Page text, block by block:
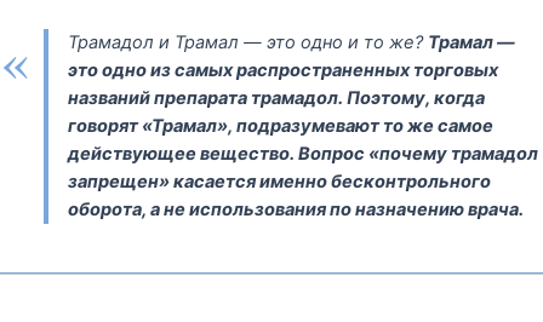
« Трамадол и Трамал — это одно и то же? Трамал —
это одно из самых распространенных торговых
названий препарата трамадол. Поэтому, когда
говорят «Трамал», подразумевают то же самое
действующее вещество. Вопрос «почему трамадол
запрещен» касается именно бесконтрольного
оборота, а не использования по назначению врача.